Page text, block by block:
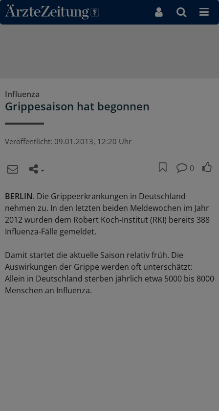
Direkt zum Inhaltsbereich
Influenza
Grippesaison hat begonnen
Veröffentlicht: 09.01.2013, 12:20 Uhr
0
BERLIN. Die Grippeerkrankungen in Deutschland
nehmen zu. In den letzten beiden Meldewochen im Jahr
2012 wurden dem Robert Koch-Institut (RKI) bereits 388
Influenza-Fälle gemeldet.
Damit startet die aktuelle Saison relativ früh. Die
Auswirkungen der Grippe werden oft unterschätzt:
Allein in Deutschland sterben jährlich etwa 5000 bis 8000
Menschen an Influenza.